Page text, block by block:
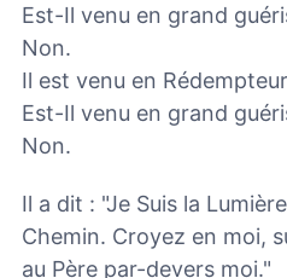
Est-Il venu en grand
Non.
Il est venu en
Est-Il venu en grand
Non.
Il a dit : "Je Suis la
Chemin. Croyez en moi,
au Père par-devers moi."